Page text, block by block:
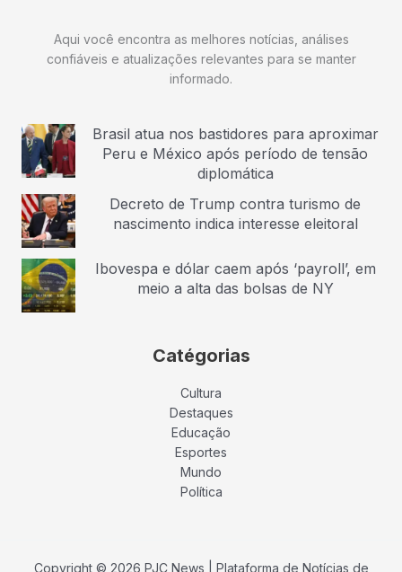
Aqui você encontra as melhores notícias, análises
confiáveis e atualizações relevantes para se manter
informado.
Brasil atua nos bastidores para aproximar
Peru e México após período de tensão
diplomática
Decreto de Trump contra turismo de
nascimento indica interesse eleitoral
Ibovespa e dólar caem após ‘payroll’, em
meio a alta das bolsas de NY
Catégorias
Cultura
Destaques
Educação
Esportes
Mundo
Política
Copyright © 2026 PJC News | Plataforma de Notícias de